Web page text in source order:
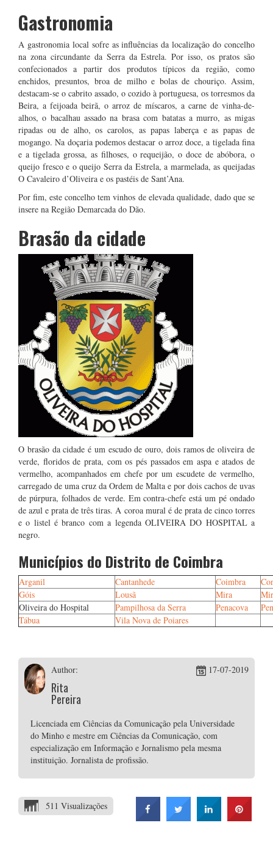
Gastronomia
A gastronomia local sofre as influências da localização do concelho
na zona circundante da Serra da Estrela. Por isso, os pratos são
confecionados a partir dos produtos típicos da região, como
enchidos, presuntos, broa de milho e bolas de chouriço. Assim,
destacam-se o cabrito assado, o cozido à portuguesa, os torresmos da
Beira, a feijoada beirã, o arroz de míscaros, a carne de vinha-de-
alhos, o bacalhau assado na brasa com batatas a murro, as migas
ripadas ou de alho, os carolos, as papas laberça e as papas de
mogango. Na doçaria podemos destacar o arroz doce, a tigelada fina
e a tigelada grossa, as filhoses, o requeijão, o doce de abóbora, o
queijo fresco e o queijo Serra da Estrela, a marmelada, as queijadas
O Cavaleiro d’Oliveira e os pastéis de Sant’Ana.
Por fim, este concelho tem vinhos de elevada qualidade, dado que se
insere na Região Demarcada do Dão.
Brasão da cidade
O brasão da cidade é um escudo de ouro, dois ramos de oliveira de
verde, floridos de prata, com os pés passados em aspa e atados de
vermelho, acompanhados em chefe por um escudete de vermelho,
carregado de uma cruz da Ordem de Malta e por dois cachos de uvas
de púrpura, folhados de verde. Em contra-chefe está um pé ondado
de azul e prata de três tiras. A coroa mural é de prata de cinco torres
e o listel é branco com a legenda OLIVEIRA DO HOSPITAL a
negro.
Municípios do Distrito de Coimbra
Arganil Cantanhede Coimbra
Góis
Lousã Mira
Oliveira do Hospital
Pampilhosa da Serra Penacova
Tábua
Vila Nova de Poiares
Author:
Rita
Pereira
17-07-2019
Licenciada em Ciências da Comunicação pela Universidade
do Minho e mestre em Ciências da Comunicação, com
especialização em Informação e Jornalismo pela mesma
instituição. Jornalista de profissão.
511 Visualizações